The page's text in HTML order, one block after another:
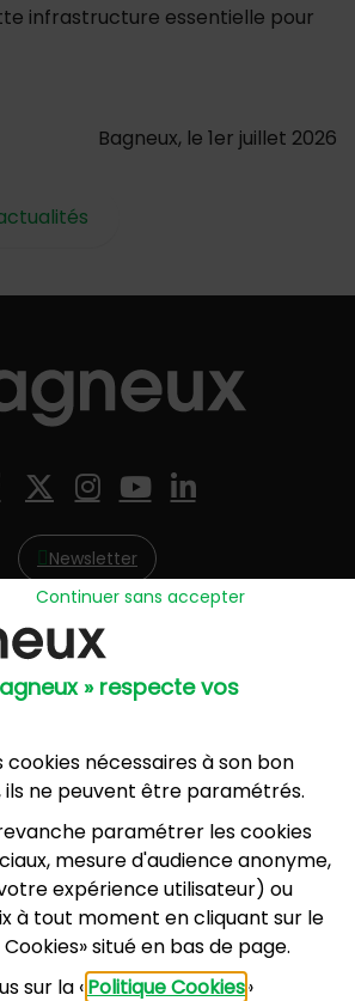
» respecte vos
cookies nécessaires à son bon
ne peuvent être paramétrés.
paramétrer les cookies
mesure d'audience anonyme,
expérience utilisateur) ou
à tout moment en cliquant sur le
situé en bas de page.
sur la «Politique Cookies»
Continuer sans accepter
infrastructure essentielle pour
Bagneux, le 1er juillet 2026
X (Twitter)
Instagram
YouTube
LinkedIn
Newsletter
Hôtel de Ville
Ravera - 92220 Bagneux
01 42 31 60 00
Port Galand - 92220 Bagneux
01 45 47 62 00
NOUS CONTACTER
:
jeudi, vendredi : 8h30-12h et